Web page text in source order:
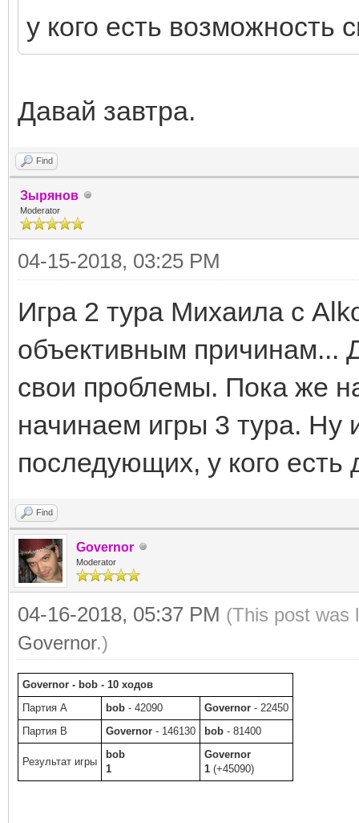
у кого есть возможность
Давай завтра.
Find
Зырянов
Moderator
04-15-2018, 03:25 PM
Игра 2 тура Михаила с
объективным причинам...
свои проблемы. Пока же
начинаем игры 3 тура. Ну
последующих, у кого есть
Find
Governor
Moderator
04-16-2018, 05:37 PM (This post was
Governor.)
Governor - bob - 10 ходов
Партия A
bob - 42090 Governor - 22450
Партия B
Governor - 146130 bob - 81400
Результат игры
bob
1
Governor
1 (+45090)